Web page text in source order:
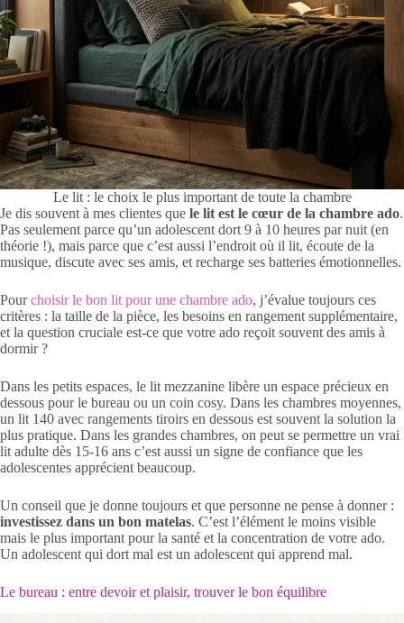
Le lit : le choix le plus important de toute la chambre
Je dis souvent à mes clientes que le lit est le cœur de la chambre ado.
Pas seulement parce qu’un adolescent dort 9 à 10 heures par nuit (en
théorie !), mais parce que c’est aussi l’endroit où il lit, écoute de la
musique, discute avec ses amis, et recharge ses batteries émotionnelles.
Pourchoisir le bon lit pour une chambre ado, j’évalue toujours ces
critères : la taille de la pièce, les besoins en rangement supplémentaire,
et la question cruciale est-ce que votre ado reçoit souvent des amis à
dormir ?
Dans les petits espaces, le lit mezzanine libère un espace précieux en
dessous pour le bureau ou un coin cosy. Dans les chambres moyennes,
un lit 140 avec rangements tiroirs en dessous est souvent la solution la
plus pratique. Dans les grandes chambres, on peut se permettre un vrai
lit adulte dès 15-16 ans c’est aussi un signe de confiance que les
adolescentes apprécient beaucoup.
Un conseil que je donne toujours et que personne ne pense à donner :
investissez dans un bon matelas. C’est l’élément le moins visible
mais le plus important pour la santé et la concentration de votre ado.
Un adolescent qui dort mal est un adolescent qui apprend mal.
Le bureau : entre devoir et plaisir, trouver le bon équilibre